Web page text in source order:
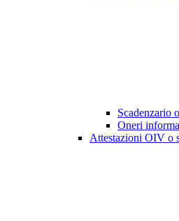
Scadenzario
Oneri
Attestazioni OIV o